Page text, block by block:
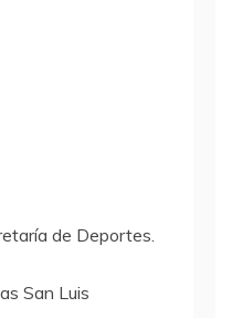
de Deportes.
San Luis